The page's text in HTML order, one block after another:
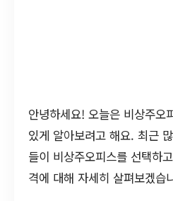
안녕하세요! 오늘은 비상주오
있게 알아보려고 해요. 최근
들이 비상주오피스를 선택하
격에 대해 자세히 살펴보겠습